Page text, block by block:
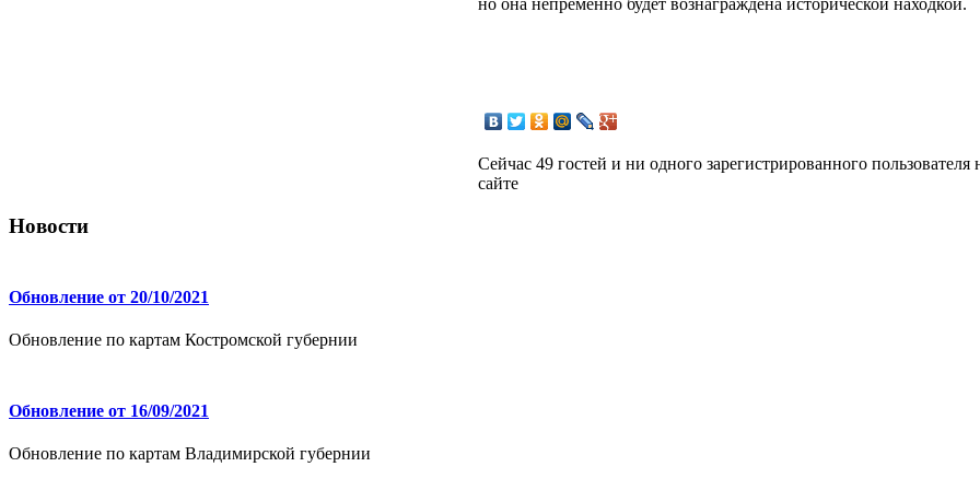
Сейчас 49 гостей и ни одного зарегистрированного пользователя
сайте
Новости
Обновление от 20/10/2021
Обновление по картам Костромской губернии
Обновление от 16/09/2021
Обновление по картам Владимирской губернии